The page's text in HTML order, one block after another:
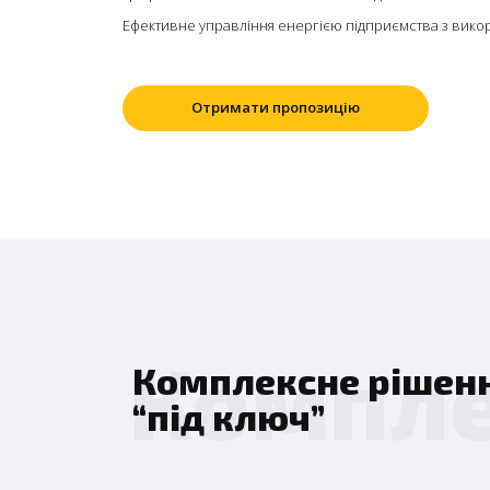
Ефективне управління енергією підприємства з
Отримати пропозицію
Комплексне
“під ключ”